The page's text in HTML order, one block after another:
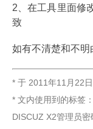
2、在工具里面修
致
如有不清楚和不明
* 于 2011年11月22日
* 文内使用到的标签：
DISCUZ X2管理员密